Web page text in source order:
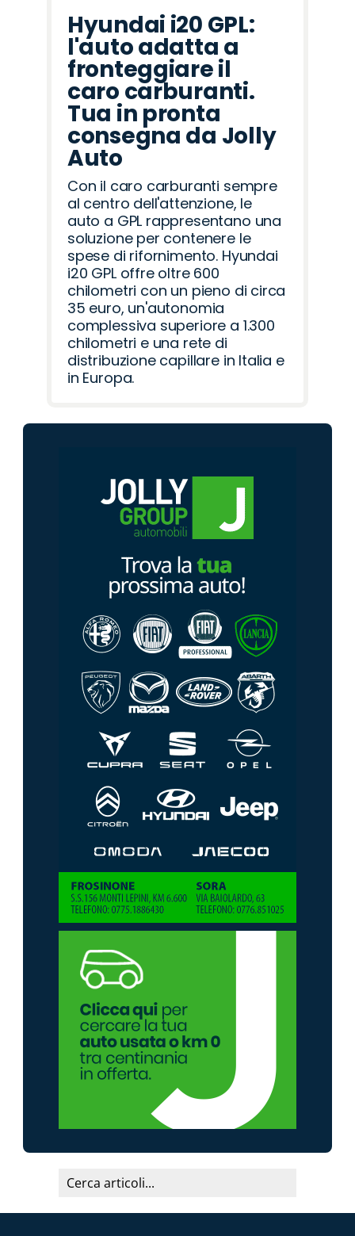
Hyundai i20 GPL:
l'auto adatta a
fronteggiare il
caro carburanti.
Tua in pronta
consegna da Jolly
Auto
Con il caro carburanti sempre
al centro dell'attenzione, le
auto a GPL rappresentano una
soluzione per contenere le
spese di rifornimento. Hyundai
i20 GPL offre oltre 600
chilometri con un pieno di circa
35 euro, un'autonomia
complessiva superiore a 1.300
chilometri e una rete di
distribuzione capillare in Italia e
in Europa.